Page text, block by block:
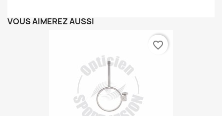
VOUS AIMEREZ AUSSI
favorite_border